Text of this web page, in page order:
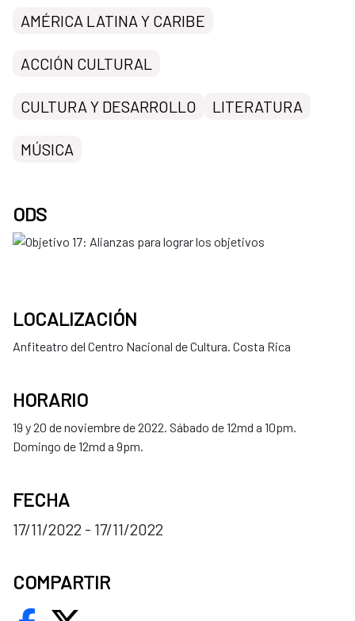
AMÉRICA LATINA Y CARIBE
ACCIÓN CULTURAL
CULTURA Y DESARROLLO LITERATURA
MÚSICA
ODS
LOCALIZACIÓN
Anfiteatro del Centro Nacional de Cultura. Costa Rica
HORARIO
19 y 20 de noviembre de 2022. Sábado de 12md a 10pm.
Domingo de 12md a 9pm.
FECHA
17/11/2022 - 17/11/2022
COMPARTIR